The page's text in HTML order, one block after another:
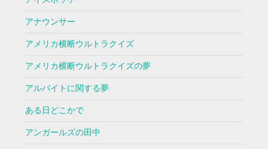
アナウンサー
アメリカ横断ウルトラクイズ
アメリカ横断ウルトラクイズの夢
アルバイトに関する夢
ある日どこかで
アンガールズの田中